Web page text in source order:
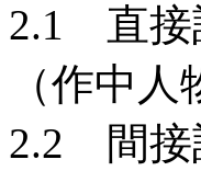
2.1 直接
（作中人
2.2 間接